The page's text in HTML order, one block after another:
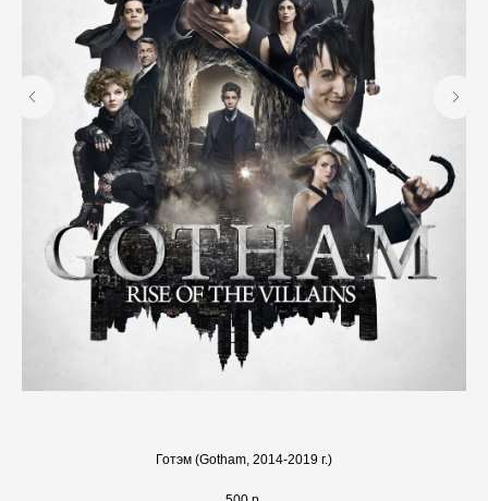
Готэм (Gotham, 2014-2019 г.)